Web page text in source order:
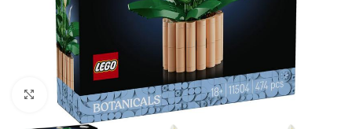
Click to enlarge